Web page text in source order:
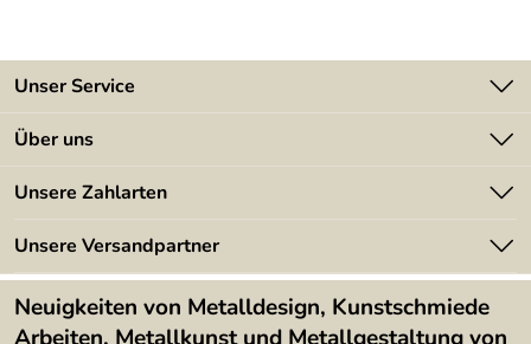
Unser Service
Kontakt
Kundeninformationen
Newsletter
Lieferbedingungen
Über uns
Angebote
Kundenbewertungen (394)
4,9/5
Unsere Zahlarten
Unsere Versandpartner
Neuigkeiten von Metalldesign, Kunstschmiede
Arbeiten, Metallkunst und Metallgestaltung von